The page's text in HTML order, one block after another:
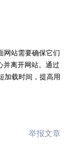
网站需要确保它们
并离开网站。通过
加载时间，提高用
举报文章